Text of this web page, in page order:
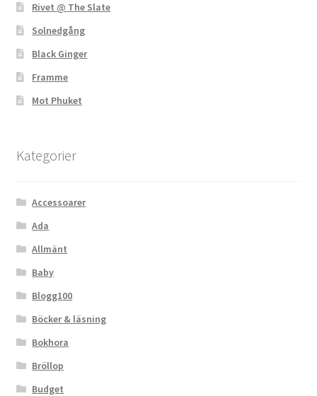
Rivet @ The Slate
Solnedgång
Black Ginger
Framme
Mot Phuket
Kategorier
Accessoarer
Ada
Allmänt
Baby
Blogg100
Böcker & läsning
Bokhora
Bröllop
Budget